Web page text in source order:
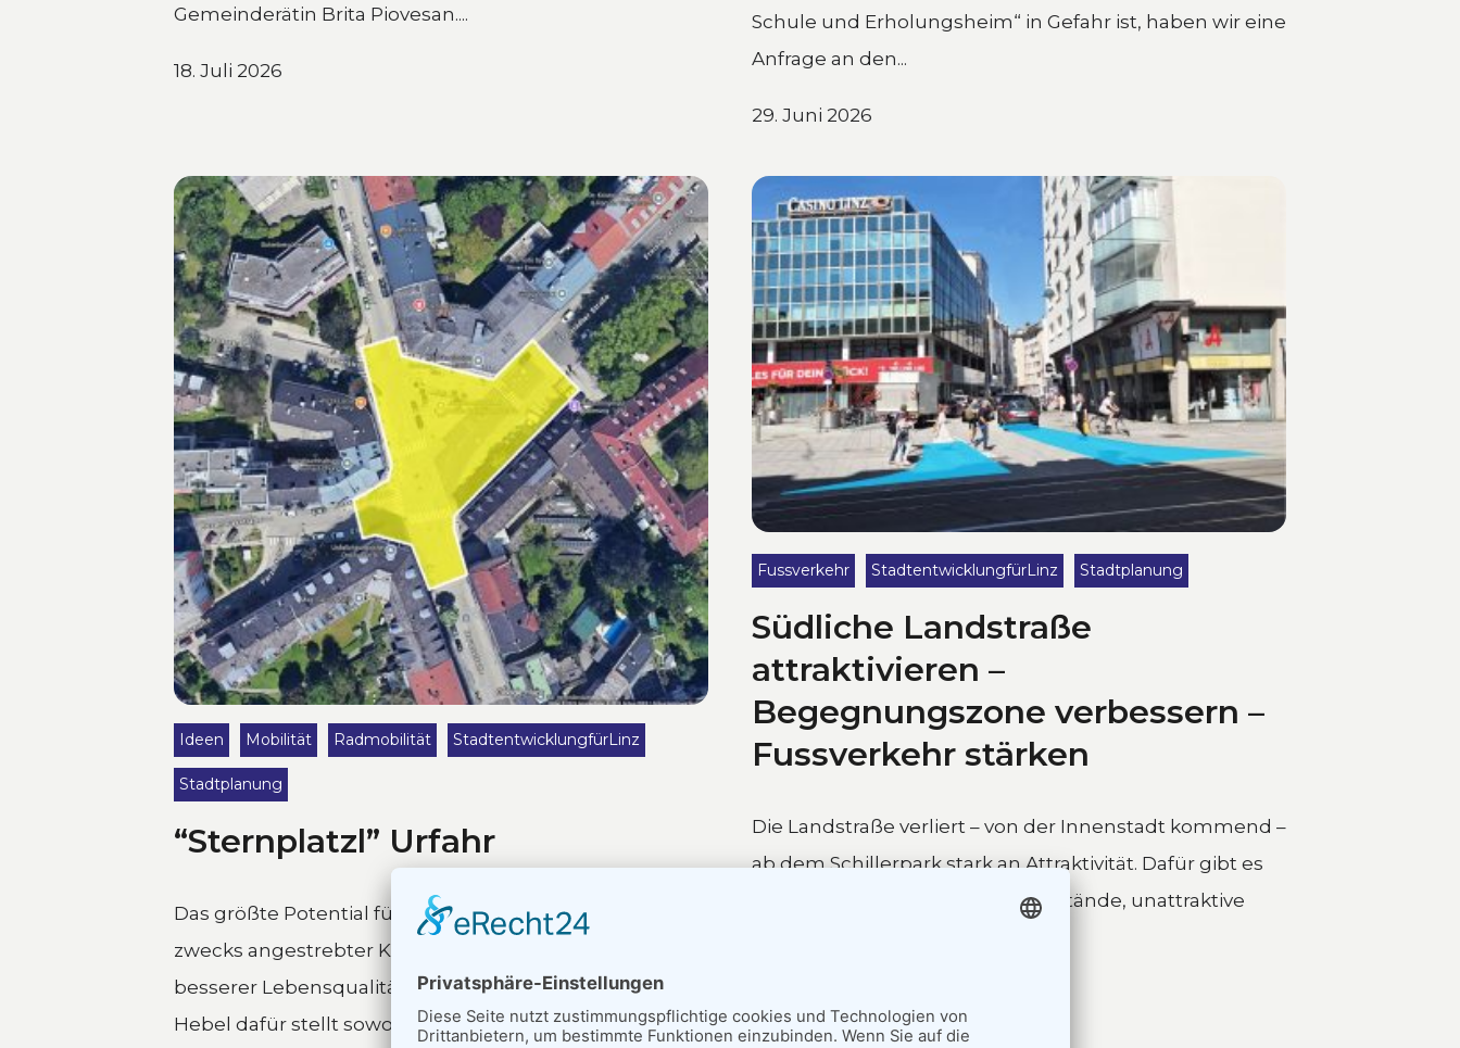
Gemeinderätin Brita Piovesan....
18. Juli 2026
Schule und Erholungsheim“ in Gefahr ist, haben wir eine
Anfrage an den...
29. Juni 2026
Ideen Mobilität Radmobilität StadtentwicklungfürLinz
Stadtplanung
“Sternplatzl” Urfahr
Das größte Potential für neue Grün- und Freiräume
zwecks angestrebter Kühlung, Entsiegelung und
besserer Lebensqualität liegt im Straßenraum. Den
Hebel dafür stellt sowohl die Reduktion...
24. Juni 2026
Fussverkehr StadtentwicklungfürLinz Stadtplanung
Südliche Landstraße
attraktivieren –
Begegnungszone verbessern –
Fussverkehr stärken
Die Landstraße verliert – von der Innenstadt kommend –
ab dem Schillerpark stark an Attraktivität. Dafür gibt es
viele verschiedene Gründe: Leerstände, unattraktive